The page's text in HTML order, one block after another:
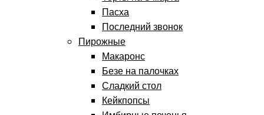
Пасха
Последний звонок
Пирожные
Макаронс
Безе на палочках
Сладкий стол
Кейкпопсы